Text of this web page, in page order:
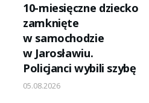
10-miesięczne dziecko
zamknięte
w samochodzie
w Jarosławiu.
Policjanci wybili szybę
05.08.2026